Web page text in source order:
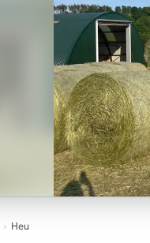
› Heu